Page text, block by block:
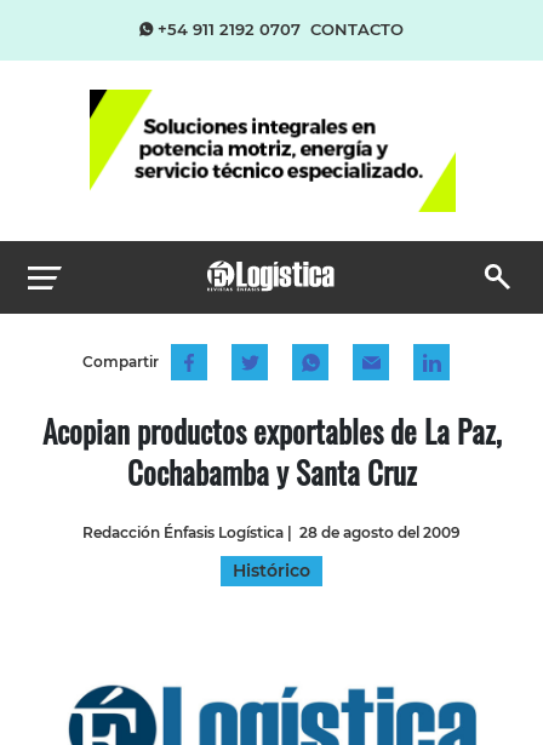
+54 911 2192 0707 CONTACTO
Compartir
Acopian productos exportables de La Paz,
Cochabamba y Santa Cruz
Redacción Énfasis Logística | 28 de agosto del 2009
Histórico